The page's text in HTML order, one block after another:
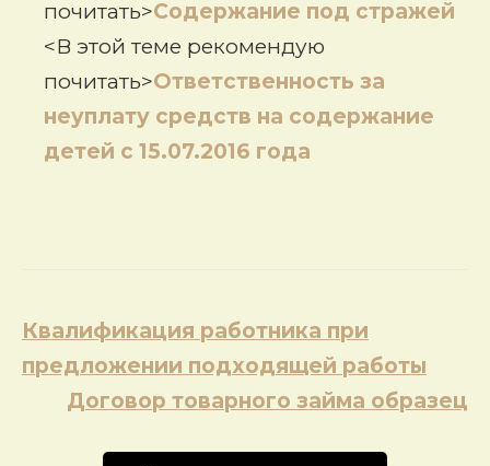
почитать>Содержание под стражей
<В этой теме рекомендую
почитать>Ответственность за
неуплату средств на содержание
детей с 15.07.2016 года
Навигация
по
записям
Квалификация работника при
предложении подходящей работы
Договор товарного займа образец